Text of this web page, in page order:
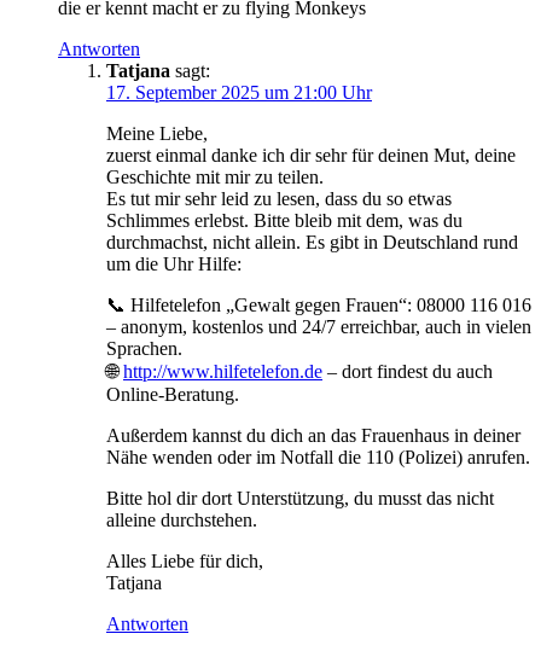
die er kennt macht er zu flying Monkeys
Antworten
Tatjana sagt:
17. September 2025 um 21:00 Uhr
Meine Liebe,
zuerst einmal danke ich dir sehr für deinen Mut, deine
Geschichte mit mir zu teilen.
Es tut mir sehr leid zu lesen, dass du so etwas
Schlimmes erlebst. Bitte bleib mit dem, was du
durchmachst, nicht allein. Es gibt in Deutschland rund
um die Uhr Hilfe:
📞 Hilfetelefon „Gewalt gegen Frauen“: 08000 116 016
– anonym, kostenlos und 24/7 erreichbar, auch in vielen
Sprachen.
🌐http://www.hilfetelefon.de – dort findest du auch
Online-Beratung.
Außerdem kannst du dich an das Frauenhaus in deiner
Nähe wenden oder im Notfall die 110 (Polizei) anrufen.
Bitte hol dir dort Unterstützung, du musst das nicht
alleine durchstehen.
Alles Liebe für dich,
Tatjana
Antworten